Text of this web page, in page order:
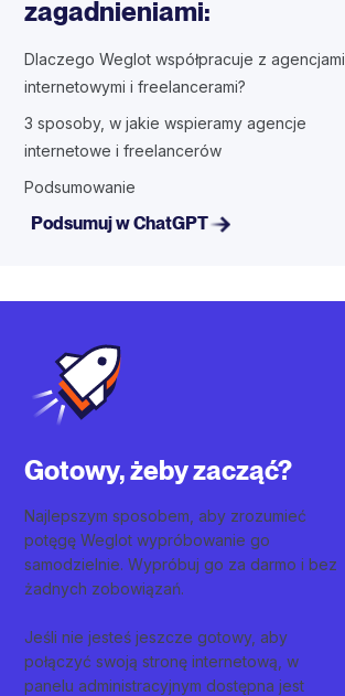
zagadnieniami:
Dlaczego Weglot współpracuje z agencjami
internetowymi i freelancerami?
3 sposoby, w jakie wspieramy agencje
internetowe i freelancerów
Podsumowanie
Podsumuj w ChatGPT
Gotowy, żeby zacząć?
Najlepszym sposobem, aby zrozumieć
potęgę Weglot wypróbowanie go
samodzielnie. Wypróbuj go za darmo i bez
żadnych zobowiązań.
Jeśli nie jesteś jeszcze gotowy, aby
połączyć swoją stronę internetową, w
panelu administracyjnym dostępna jest